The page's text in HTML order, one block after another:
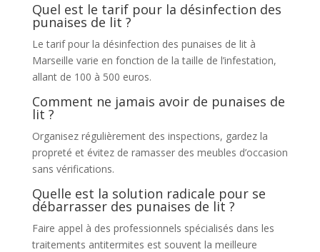
Quel est le tarif pour la désinfection des
punaises de lit ?
Le tarif pour la désinfection des punaises de lit à
Marseille varie en fonction de la taille de l’infestation,
allant de 100 à 500 euros.
Comment ne jamais avoir de punaises de
lit ?
Organisez régulièrement des inspections, gardez la
propreté et évitez de ramasser des meubles d’occasion
sans vérifications.
Quelle est la solution radicale pour se
débarrasser des punaises de lit ?
Faire appel à des professionnels spécialisés dans les
traitements antitermites est souvent la meilleure